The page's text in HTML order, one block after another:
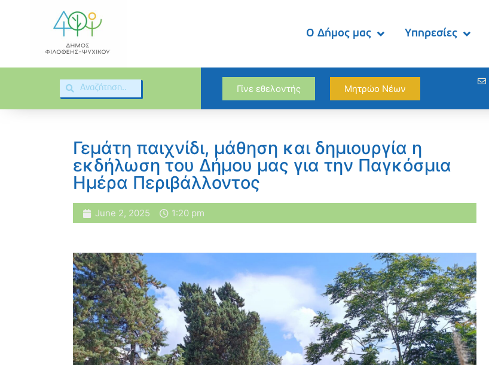
Ο Δήμος μας Υπηρεσίες
Γίνε εθελοντής Μητρώο Νέων
Γεμάτη παιχνίδι, μάθηση και δημιουργία η
εκδήλωση του Δήμου μας για την Παγκόσμια
Ημέρα Περιβάλλοντος
June 2, 2025 1:20 pm